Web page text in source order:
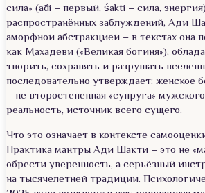
сила» (ādi – первый, śakti – сила,
распространённых заблуждений, Ади
аморфной абстракцией – в текстах она
как Махадеви («Великая богиня»),
творить, сохранять и разрушать
последовательно утверждает: женское
– не второстепенная «супруга»
реальность, источник всего сущего.
Что это означает в контексте
Практика мантры Ади Шакти – это не
обрести уверенность, а серьёзный
на тысячелетней традиции.